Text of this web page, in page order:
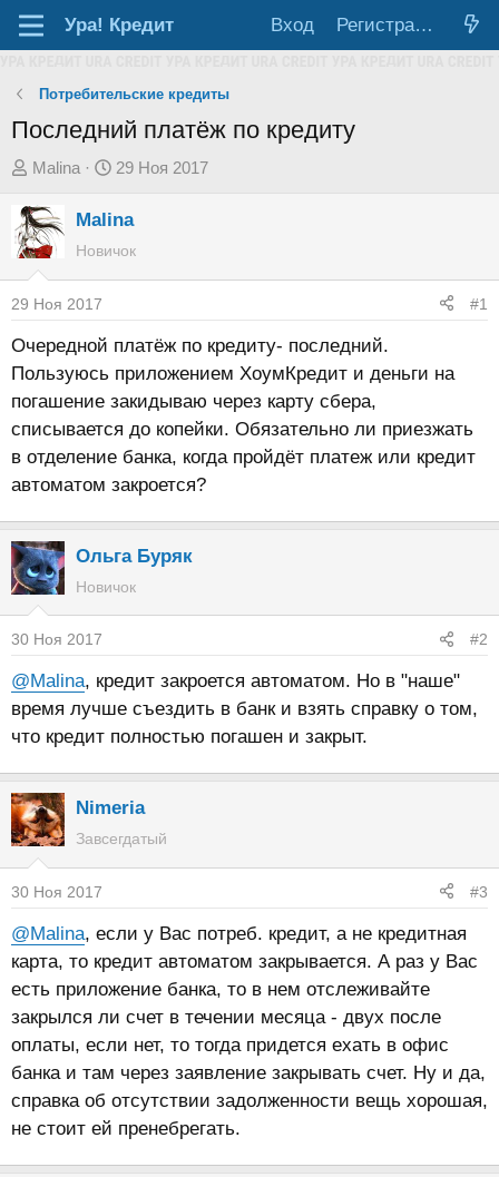
Ура! Кредит Вход Регистрация
Потребительские кредиты
Последний платёж по кредиту
А
т
о
р
т
е
м
ы
Malina
Д
т
а
ч
а
л
а
29 Ноя 2017
Malina
Новичок
29 Ноя 2017 #1
Очередной платёж по кредиту- последний.
Пользуюсь приложением ХоумКредит и деньги на
погашение закидываю через карту сбера,
списывается до копейки. Обязательно ли приезжать
в отделение банка, когда пройдёт платеж или кредит
автоматом закроется?
Ольга Буряк
Новичок
30 Ноя 2017 #2
@Malina, кредит закроется автоматом. Но в "наше"
время лучше съездить в банк и взять справку о том,
что кредит полностью погашен и закрыт.
Nimeria
Завсегдатый
30 Ноя 2017 #3
@Malina, если у Вас потреб. кредит, а не кредитная
карта, то кредит автоматом закрывается. А раз у Вас
есть приложение банка, то в нем отслеживайте
закрылся ли счет в течении месяца - двух после
оплаты, если нет, то тогда придется ехать в офис
банка и там через заявление закрывать счет. Ну и да,
справка об отсутствии задолженности вещь хорошая,
не стоит ей пренебрегать.